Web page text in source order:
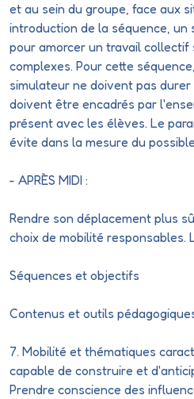
et au sein du groupe, face aux
introduction de la séquence,
pour amorcer un travail collectif
complexes. Pour cette
simulateur ne doivent pas
doivent être encadrés par
présent avec les élèves. Le
évite dans la mesure du
- APRÈS MIDI :
Rendre son déplacement plus
choix de mobilité responsables.
Séquences et objectifs
Contenus et outils
7. Mobilité et thématiques
capable de construire et
Prendre conscience des